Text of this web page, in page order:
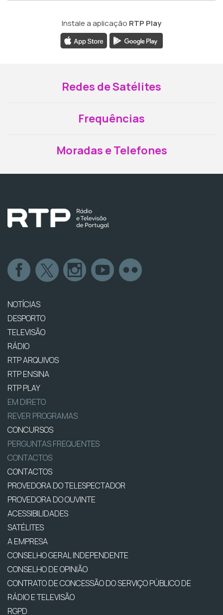
Instale a aplicação RTP Play
Redes de Satélites
Frequências
Moradas e Telefones
NOTÍCIAS
DESPORTO
TELEVISÃO
RÁDIO
RTP ARQUIVOS
RTP ENSINA
RTP PLAY
EM DIRETO
REVER PROGRAMAS
CONCURSOS
PERGUNTAS FREQUENTES
CONTACTOS
CONTACTOS
PROVEDORA DO TELESPECTADOR
PROVEDORA DO OUVINTE
ACESSIBILIDADES
SATÉLITES
A EMPRESA
CONSELHO GERAL INDEPENDENTE
CONSELHO DE OPINIÃO
CONTRATO DE CONCESSÃO DO SERVIÇO PÚBLICO DE
RÁDIO E TELEVISÃO
RGPD